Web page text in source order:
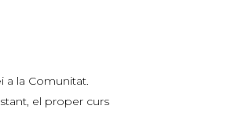
a la Comunitat.
el proper curs